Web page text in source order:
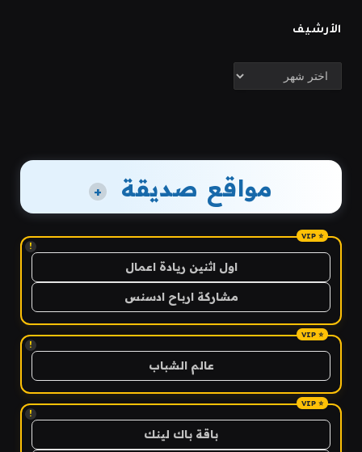
الأرشيف
الأرشيف
مواقع صديقة +
!
اول اثنين ريادة اعمال
مشاركة ارباح ادسنس
!
عالم الشباب
!
باقة باك لينك